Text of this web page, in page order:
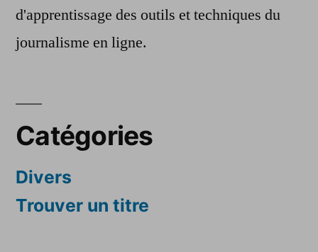
d'apprentissage des outils et techniques du
journalisme en ligne.
Catégories
Divers
Trouver un titre